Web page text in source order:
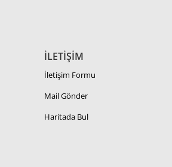
İLETİŞİM
İletişim Formu
Mail Gönder
Haritada Bul